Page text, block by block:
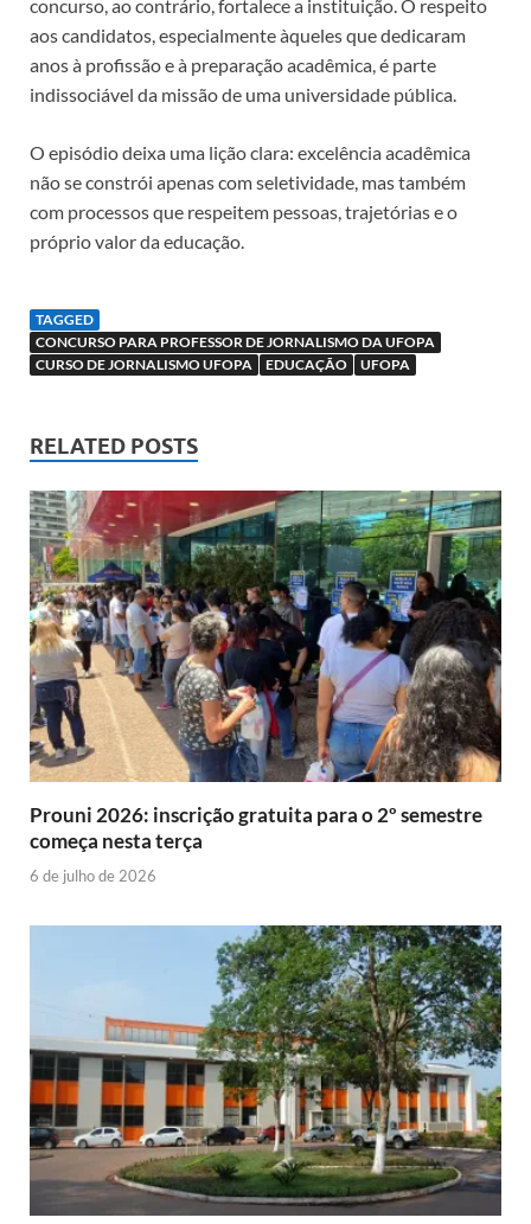
concurso, ao contrário, fortalece a instituição. O respeito
aos candidatos, especialmente àqueles que dedicaram
anos à profissão e à preparação acadêmica, é parte
indissociável da missão de uma universidade pública.
O episódio deixa uma lição clara: excelência acadêmica
não se constrói apenas com seletividade, mas também
com processos que respeitem pessoas, trajetórias e o
próprio valor da educação.
TAGGED
CONCURSO PARA PROFESSOR DE JORNALISMO DA UFOPA
CURSO DE JORNALISMO UFOPA
EDUCAÇÃO UFOPA
RELATED POSTS
Prouni 2026: inscrição gratuita para o 2º semestre
começa nesta terça
6 de julho de 2026